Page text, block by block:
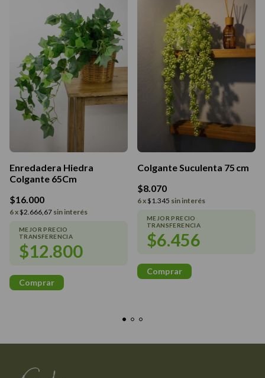
Enredadera Hiedra
Colgante 65Cm
$16.000
6x$2.666,67 sin interés
$12.800
Colgante Suculenta 75 cm
$8.070
6x$1.345 sin interés
$6.456